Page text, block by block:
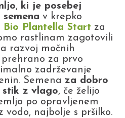
, ki je posebej
v krepko
Bio Plantella Start za
rastlinam zagotovili
razvoj močnih
za prvo
zadrževanje
Semena za dobro
stik z vlago, če želijo
po opravljenem
vodo, najbolje s pršilko.